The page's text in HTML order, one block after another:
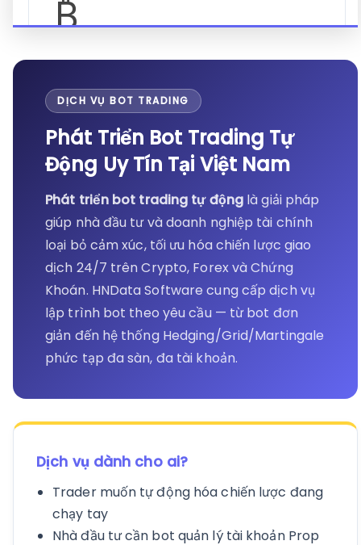
DỊCH VỤ BOT TRADING
Phát Triển Bot Trading Tự
Động Uy Tín Tại Việt Nam
Phát triển bot trading tự động là giải pháp
giúp nhà đầu tư và doanh nghiệp tài chính
loại bỏ cảm xúc, tối ưu hóa chiến lược giao
dịch 24/7 trên Crypto, Forex và Chứng
Khoán. HNData Software cung cấp dịch vụ
lập trình bot theo yêu cầu — từ bot đơn
giản đến hệ thống Hedging/Grid/Martingale
phức tạp đa sàn, đa tài khoản.
Dịch vụ dành cho ai?
Trader muốn tự động hóa chiến lược đang
chạy tay
Nhà đầu tư cần bot quản lý tài khoản Prop